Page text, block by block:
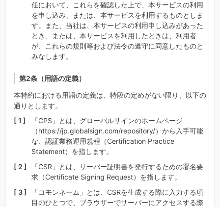
任において、これらを確認した上で、本サービスの利用
を申し込み、または、本サービスを利用するものとしま
す。また、当社は、本サービスの利用申し込みがあった
とき、または、本サービスを利用したときは、利用者
が、これらの規則等および法令の遵守に同意したものと
みなします。
第2条（用語の定義）
本特約における用語の定義は、特段の定めがない限り、以下の
通りとします。
「CPS」とは、グローバルサインのホームページ
（https://jp.globalsign.com/repository/）から入手可能
な、認証業務運用規程（Certification Practice
Statement）を指します。
「CSR」とは、サーバー証明書を発行するための署名要
求（Certificate Signing Request）を指します。
「コモンネーム」とは、CSRを生成する際に入力する項
目のひとつで、ブラウザーでサーバーにアクセスする際